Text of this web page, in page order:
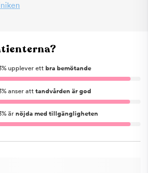
% upplever ett bra bemötande
% anser att tandvården är god
% är nöjda med tillgängligheten